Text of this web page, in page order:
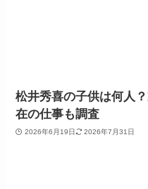
松井秀喜の子供は何人
在の仕事も調査
2026年6月19日 2026年7月31日